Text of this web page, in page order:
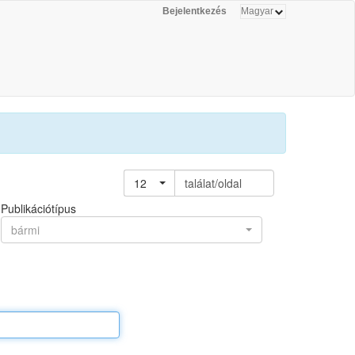
Bejelentkezés
12
találat/oldal
Publikációtípus
bármi